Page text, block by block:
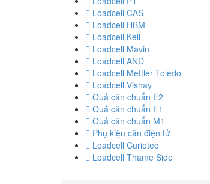
Loadcell CAS
Loadcell HBM
Loadcell Keli
Loadcell Mavin
Loadcell AND
Loadcell Mettler Toledo
Loadcell Vishay
Quả cân chuẩn E2
Quả cân chuẩn F1
Quả cân chuẩn M1
Phụ kiện cân điện tử
Loadcell Curiotec
Loadcell Thame Side